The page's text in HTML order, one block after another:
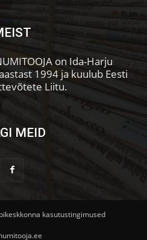
on Ida-Harju
1994 ja kuulub Eesti
Liitu.
MEID
kasutustingimused